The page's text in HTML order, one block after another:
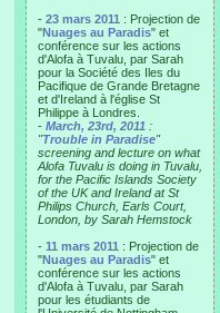
- 23 mars 2011 : Projection de
"Nuages au Paradis" et
conférence sur les actions
d'Alofa à Tuvalu, par Sarah
pour la Société des Iles du
Pacifique de Grande Bretagne
et d'Ireland à l'église St
Philippe à Londres.
- March, 23rd, 2011 :
"Trouble in Paradise"
screening and lecture on what
Alofa Tuvalu is doing in Tuvalu,
for the Pacific Islands Society
of the UK and Ireland at St
Philips Church, Earls Court,
London, by Sarah Hemstock
- 11 mars 2011 : Projection de
"Nuages au Paradis" et
conférence sur les actions
d'Alofa à Tuvalu, par Sarah
pour les étudiants de